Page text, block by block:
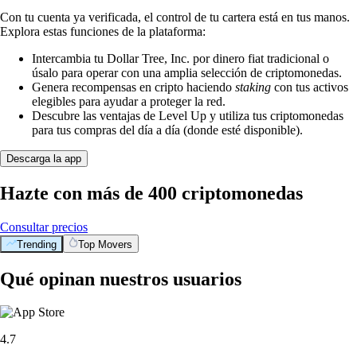
Con tu cuenta ya verificada, el control de tu cartera está en tus manos.
Explora estas funciones de la plataforma:
Intercambia tu Dollar Tree, Inc. por dinero fiat tradicional o
úsalo para operar con una amplia selección de criptomonedas.
Genera recompensas en cripto haciendo staking con tus activos
elegibles para ayudar a proteger la red.
Descubre las ventajas de Level Up y utiliza tus criptomonedas
para tus compras del día a día (donde esté disponible).
Descarga la app
Hazte con más de 400 criptomonedas
Consultar precios
Trending Top Movers
Qué opinan nuestros usuarios
4.7